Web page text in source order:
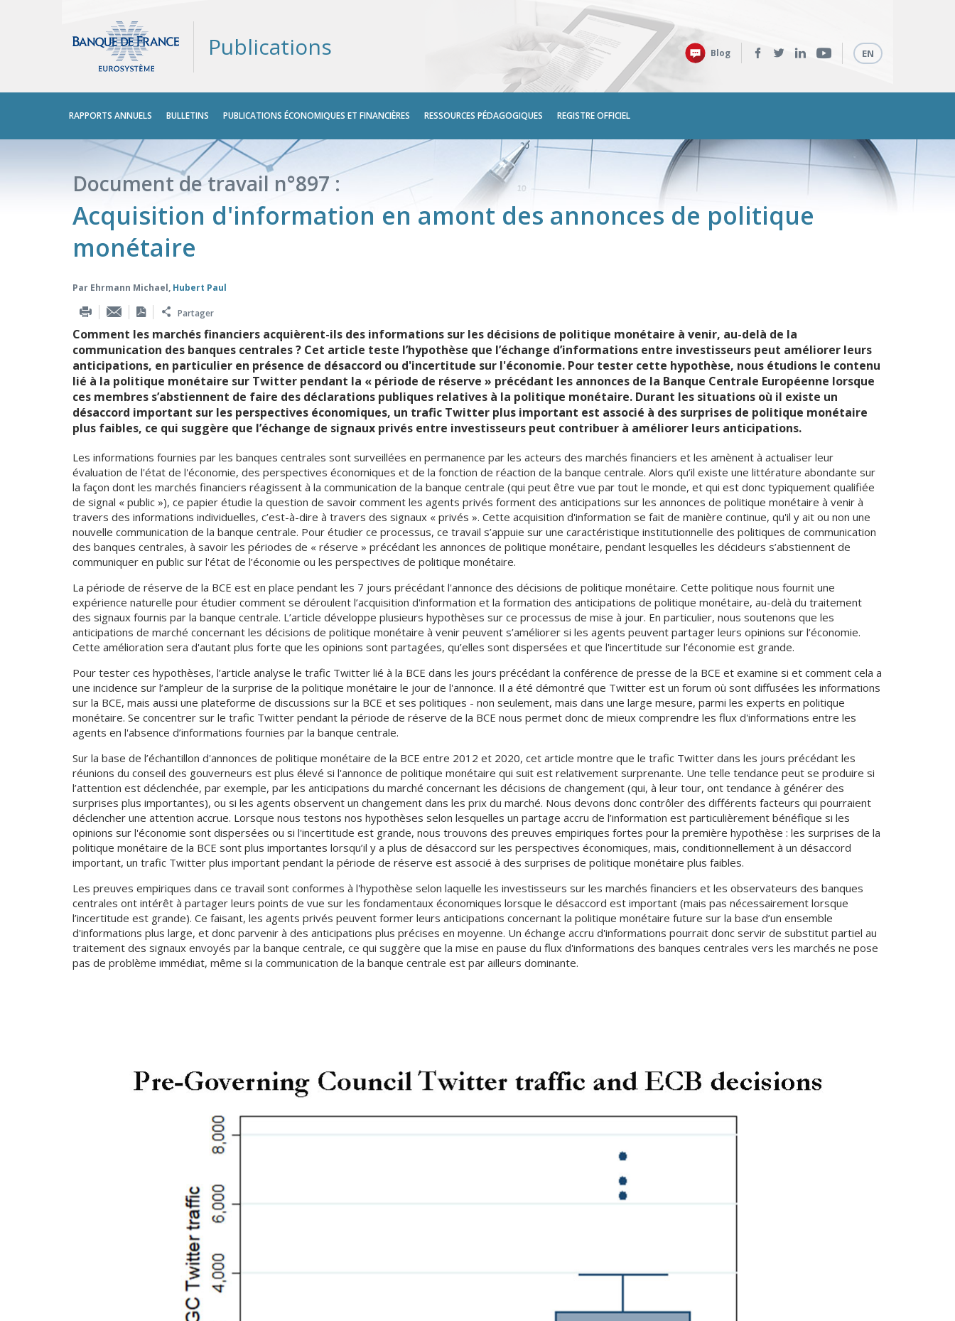
Publications
Retrouvez-
:
Blog Langues
EN
principal
RAPPORTS ANNUELS BULLETINS PUBLICATIONS ÉCONOMIQUES ET FINANCIÈRES RESSOURCES PÉDAGOGIQUES REGISTRE OFFICIEL
Document de travail n°897 :
Acquisition d'information en amont des annonces de politique
monétaire
Par Ehrmann Michael, Hubert Paul
Partager
Comment les marchés financiers acquièrent-ils des informations sur les décisions de politique monétaire à venir, au-delà de la
communication des banques centrales ? Cet article teste l’hypothèse que l’échange d’informations entre investisseurs peut améliorer leurs
anticipations, en particulier en présence de désaccord ou d'incertitude sur l'économie. Pour tester cette hypothèse, nous étudions le contenu
lié à la politique monétaire sur Twitter pendant la « période de réserve » précédant les annonces de la Banque Centrale Européenne lorsque
ces membres s’abstiennent de faire des déclarations publiques relatives à la politique monétaire. Durant les situations où il existe un
désaccord important sur les perspectives économiques, un trafic Twitter plus important est associé à des surprises de politique monétaire
plus faibles, ce qui suggère que l’échange de signaux privés entre investisseurs peut contribuer à améliorer leurs anticipations.
Les informations fournies par les banques centrales sont surveillées en permanence par les acteurs des marchés financiers et les amènent à actualiser leur
évaluation de l'état de l'économie, des perspectives économiques et de la fonction de réaction de la banque centrale. Alors qu’il existe une littérature abondante sur
la façon dont les marchés financiers réagissent à la communication de la banque centrale (qui peut être vue par tout le monde, et qui est donc typiquement qualifiée
de signal « public »), ce papier étudie la question de savoir comment les agents privés forment des anticipations sur les annonces de politique monétaire à venir à
travers des informations individuelles, c’est-à-dire à travers des signaux « privés ». Cette acquisition d'information se fait de manière continue, qu'il y ait ou non une
nouvelle communication de la banque centrale. Pour étudier ce processus, ce travail s’appuie sur une caractéristique institutionnelle des politiques de communication
des banques centrales, à savoir les périodes de « réserve » précédant les annonces de politique monétaire, pendant lesquelles les décideurs s’abstiennent de
communiquer en public sur l'état de l’économie ou les perspectives de politique monétaire.
La période de réserve de la BCE est en place pendant les 7 jours précédant l'annonce des décisions de politique monétaire. Cette politique nous fournit une
expérience naturelle pour étudier comment se déroulent l’acquisition d'information et la formation des anticipations de politique monétaire, au-delà du traitement
des signaux fournis par la banque centrale. L’article développe plusieurs hypothèses sur ce processus de mise à jour. En particulier, nous soutenons que les
anticipations de marché concernant les décisions de politique monétaire à venir peuvent s’améliorer si les agents peuvent partager leurs opinions sur l’économie.
Cette amélioration sera d'autant plus forte que les opinions sont partagées, qu’elles sont dispersées et que l'incertitude sur l’économie est grande.
Pour tester ces hypothèses, l’article analyse le trafic Twitter lié à la BCE dans les jours précédant la conférence de presse de la BCE et examine si et comment cela a
une incidence sur l’ampleur de la surprise de la politique monétaire le jour de l'annonce. Il a été démontré que Twitter est un forum où sont diffusées les informations
sur la BCE, mais aussi une plateforme de discussions sur la BCE et ses politiques - non seulement, mais dans une large mesure, parmi les experts en politique
monétaire. Se concentrer sur le trafic Twitter pendant la période de réserve de la BCE nous permet donc de mieux comprendre les flux d'informations entre les
agents en l'absence d’informations fournies par la banque centrale.
Sur la base de l’échantillon d'annonces de politique monétaire de la BCE entre 2012 et 2020, cet article montre que le trafic Twitter dans les jours précédant les
réunions du conseil des gouverneurs est plus élevé si l'annonce de politique monétaire qui suit est relativement surprenante. Une telle tendance peut se produire si
l’attention est déclenchée, par exemple, par les anticipations du marché concernant les décisions de changement (qui, à leur tour, ont tendance à générer des
surprises plus importantes), ou si les agents observent un changement dans les prix du marché. Nous devons donc contrôler des différents facteurs qui pourraient
déclencher une attention accrue. Lorsque nous testons nos hypothèses selon lesquelles un partage accru de l’information est particulièrement bénéfique si les
opinions sur l'économie sont dispersées ou si l'incertitude est grande, nous trouvons des preuves empiriques fortes pour la première hypothèse : les surprises de la
politique monétaire de la BCE sont plus importantes lorsqu’il y a plus de désaccord sur les perspectives économiques, mais, conditionnellement à un désaccord
important, un trafic Twitter plus important pendant la période de réserve est associé à des surprises de politique monétaire plus faibles.
Les preuves empiriques dans ce travail sont conformes à l'hypothèse selon laquelle les investisseurs sur les marchés financiers et les observateurs des banques
centrales ont intérêt à partager leurs points de vue sur les fondamentaux économiques lorsque le désaccord est important (mais pas nécessairement lorsque
l’incertitude est grande). Ce faisant, les agents privés peuvent former leurs anticipations concernant la politique monétaire future sur la base d’un ensemble
d'informations plus large, et donc parvenir à des anticipations plus précises en moyenne. Un échange accru d'informations pourrait donc servir de substitut partiel au
traitement des signaux envoyés par la banque centrale, ce qui suggère que la mise en pause du flux d'informations des banques centrales vers les marchés ne pose
pas de problème immédiat, même si la communication de la banque centrale est par ailleurs dominante.